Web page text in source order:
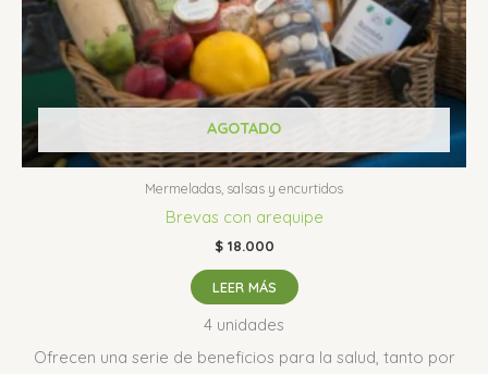
AGOTADO
Mermeladas, salsas y encurtidos
Brevas con arequipe
$18.000
LEER MÁS
4 unidades
Ofrecen una serie de beneficios para la salud, tanto por